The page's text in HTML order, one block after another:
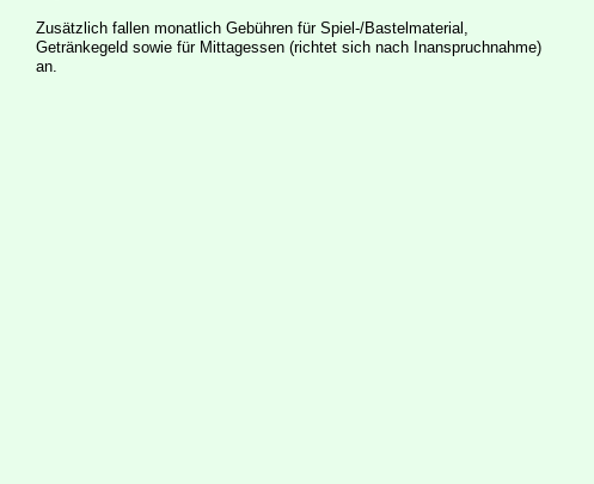
Zusätzlich fallen monatlich Gebühren für Spiel-/Bastelmaterial,
Getränkegeld sowie für Mittagessen (richtet sich nach Inanspruchnahme)
an.